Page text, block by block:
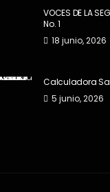
VOCES DE LA
No. 1
18 junio, 2026
Calculadora
5 junio, 2026